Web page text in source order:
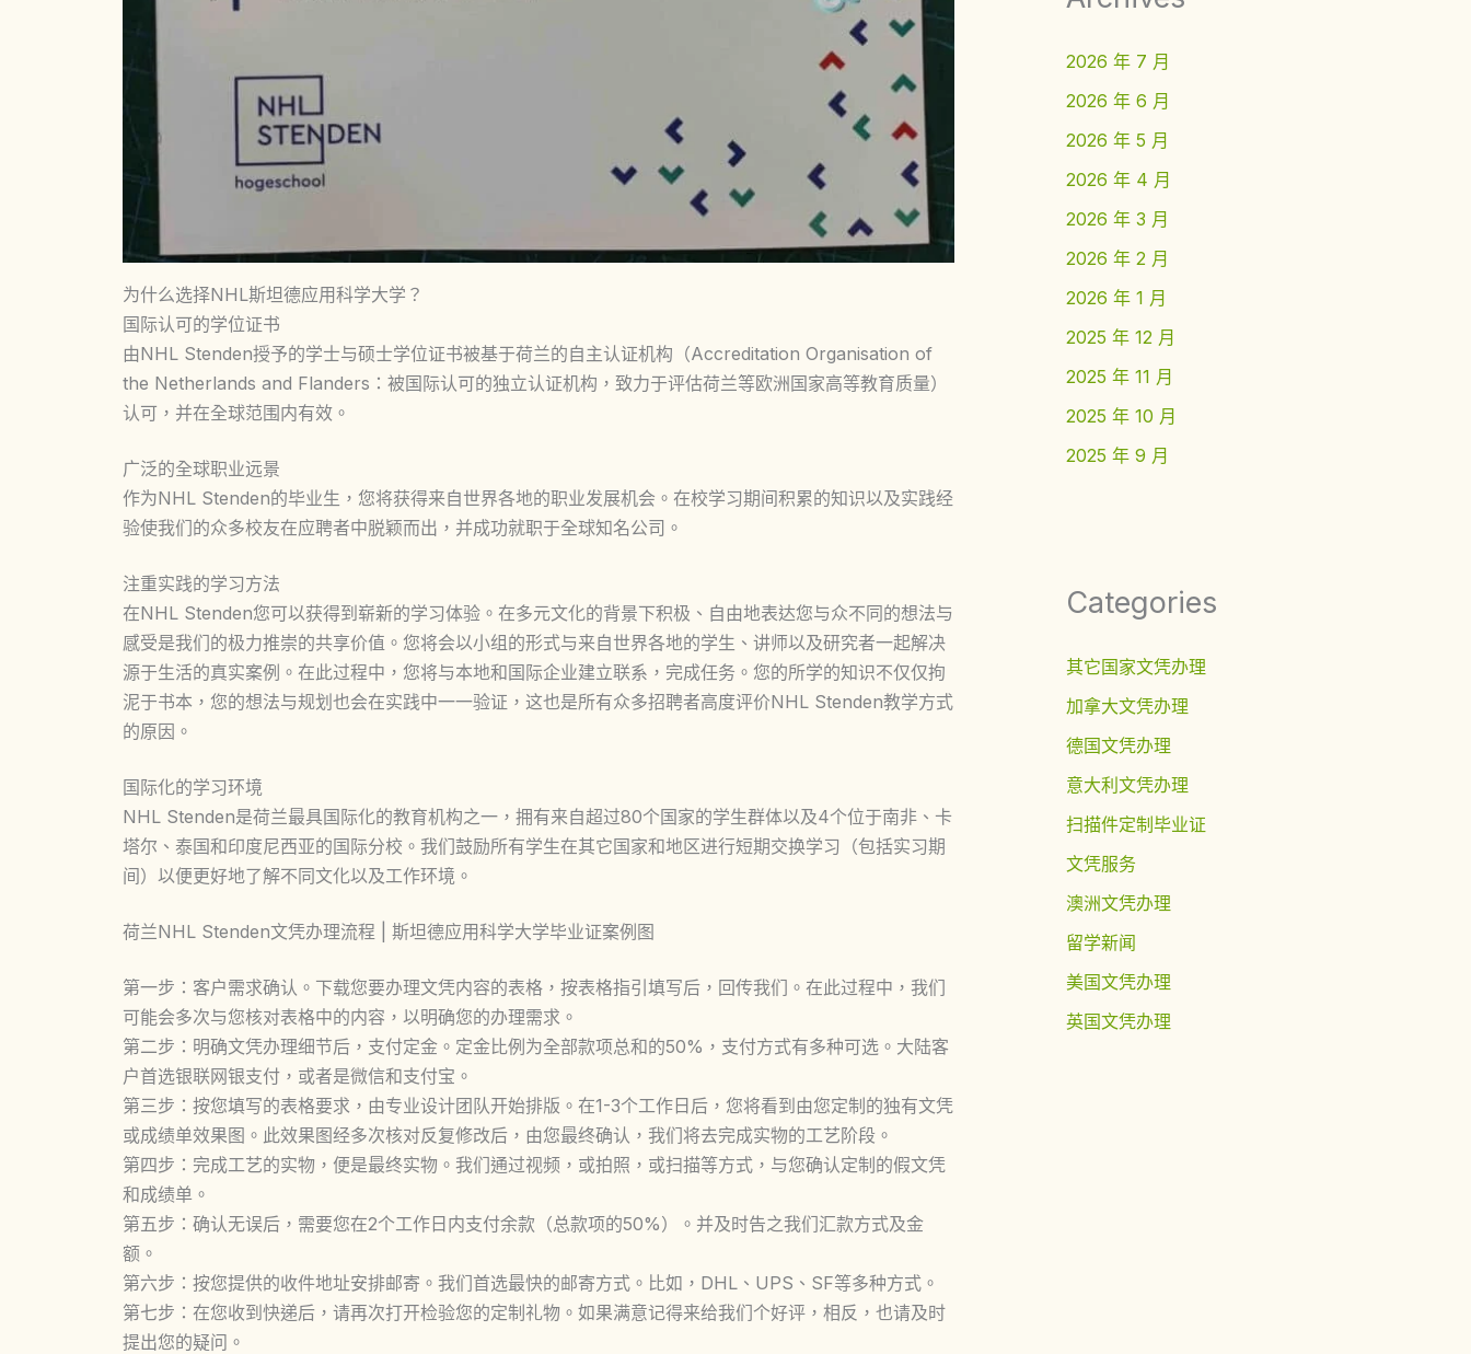
为什么选择NHL斯坦德应用科学大学？
国际认可的学位证书
由NHL Stenden授予的学士与硕士学位证书被基于荷兰的自主认证机构（Accreditation Organisation of
the Netherlands and Flanders：被国际认可的独立认证机构，致力于评估荷兰等欧洲国家高等教育质量）
认可，并在全球范围内有效。
广泛的全球职业远景
作为NHL Stenden的毕业生，您将获得来自世界各地的职业发展机会。在校学习期间积累的知识以及实践经
验使我们的众多校友在应聘者中脱颖而出，并成功就职于全球知名公司。
注重实践的学习方法
在NHL Stenden您可以获得到崭新的学习体验。在多元文化的背景下积极、自由地表达您与众不同的想法与
感受是我们的极力推崇的共享价值。您将会以小组的形式与来自世界各地的学生、讲师以及研究者一起解决
源于生活的真实案例。在此过程中，您将与本地和国际企业建立联系，完成任务。您的所学的知识不仅仅拘
泥于书本，您的想法与规划也会在实践中一一验证，这也是所有众多招聘者高度评价NHL Stenden教学方式
的原因。
国际化的学习环境
NHL Stenden是荷兰最具国际化的教育机构之一，拥有来自超过80个国家的学生群体以及4个位于南非、卡
塔尔、泰国和印度尼西亚的国际分校。我们鼓励所有学生在其它国家和地区进行短期交换学习（包括实习期
间）以便更好地了解不同文化以及工作环境。
荷兰NHL Stenden文凭办理流程 | 斯坦德应用科学大学毕业证案例图
第一步：客户需求确认。下载您要办理文凭内容的表格，按表格指引填写后，回传我们。在此过程中，我们
可能会多次与您核对表格中的内容，以明确您的办理需求。
第二步：明确文凭办理细节后，支付定金。定金比例为全部款项总和的50%，支付方式有多种可选。大陆客
户首选银联网银支付，或者是微信和支付宝。
第三步：按您填写的表格要求，由专业设计团队开始排版。在1-3个工作日后，您将看到由您定制的独有文凭
或成绩单效果图。此效果图经多次核对反复修改后，由您最终确认，我们将去完成实物的工艺阶段。
第四步：完成工艺的实物，便是最终实物。我们通过视频，或拍照，或扫描等方式，与您确认定制的假文凭
和成绩单。
第五步：确认无误后，需要您在2个工作日内支付余款（总款项的50%）。并及时告之我们汇款方式及金
额。
第六步：按您提供的收件地址安排邮寄。我们首选最快的邮寄方式。比如，DHL、UPS、SF等多种方式。
第七步：在您收到快递后，请再次打开检验您的定制礼物。如果满意记得来给我们个好评，相反，也请及时
提出您的疑问。
2026 年 7 月
2026 年 6 月
2026 年 5 月
2026 年 4 月
2026 年 3 月
2026 年 2 月
2026 年 1 月
2025 年 12 月
2025 年 11 月
2025 年 10 月
2025 年 9 月
Categories
其它国家文凭办理
加拿大文凭办理
德国文凭办理
意大利文凭办理
扫描件定制毕业证
文凭服务
澳洲文凭办理
留学新闻
美国文凭办理
英国文凭办理